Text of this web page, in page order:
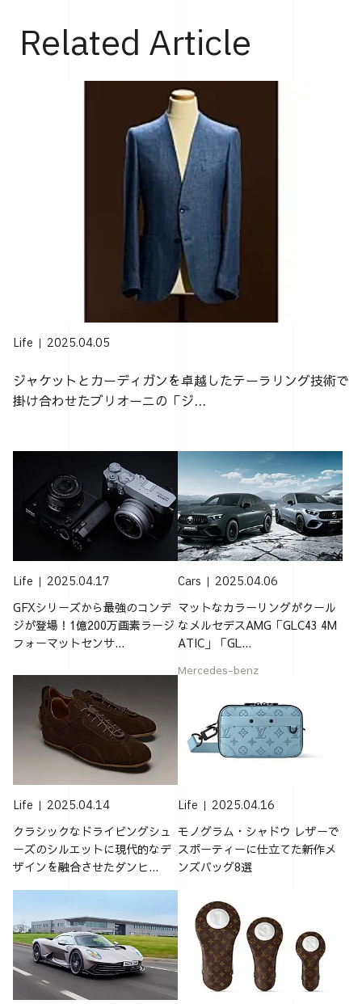
Related Article
Life 2025.04.05
ジャケットとカーディガンを卓越したテーラリング技術で
掛け合わせたブリオーニの「ジ...
Life 2025.04.17
GFXシリーズから最強のコンデ
ジが登場！1億200万画素ラージ
フォーマットセンサ...
Cars 2025.04.06
マットなカラーリングがクール
なメルセデスAMG「GLC43 4M
ATIC」「GL...
Mercedes-benz
Life 2025.04.14
クラシックなドライビングシュ
ーズのシルエットに現代的なデ
ザインを融合させたダンヒ...
Life 2025.04.16
モノグラム・シャドウ レザーで
スポーティーに仕立てた新作メ
ンズバッグ8選